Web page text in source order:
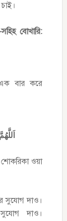
বোখারি:
বার করে
ওয়া
সুযোগ দাও।
দাও।